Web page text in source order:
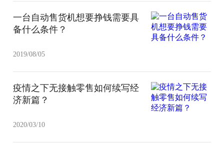
一台自动售货机想要挣钱需要具
备什么条件？
2019/08/05
疫情之下无接触零售如何续写经
济新篇？
2020/03/10